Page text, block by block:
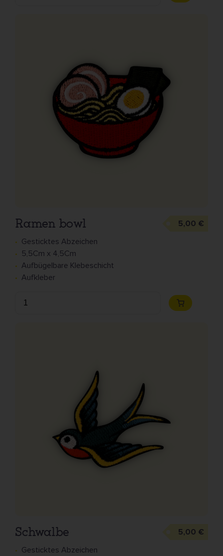
Ramen bowl
5,00 €
Gesticktes Abzeichen
5,5Cm x 4,5Cm
Aufbügelbare Klebeschicht
Aufkleber
Anzahl
Zum
Schwalbe
5,00 €
Gesticktes Abzeichen